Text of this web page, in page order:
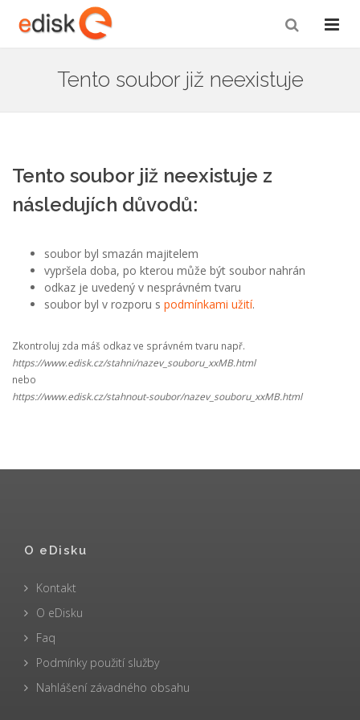
Tento soubor již neexistuje
Tento soubor již neexistuje z
následujích důvodů:
soubor byl smazán majitelem
vypršela doba, po kterou může být soubor nahrán
odkaz je uvedený v nesprávném tvaru
soubor byl v rozporu s podmínkami užití.
Zkontroluj zda máš odkaz ve správném tvaru např.
https://www.edisk.cz/stahni/nazev_souboru_xxMB.html
nebo
https://www.edisk.cz/stahnout-soubor/nazev_souboru_xxMB.html
O eDisku
Kontakt
O eDisku
Faq
Podmínky použití služby
Nahlášení závadného obsahu